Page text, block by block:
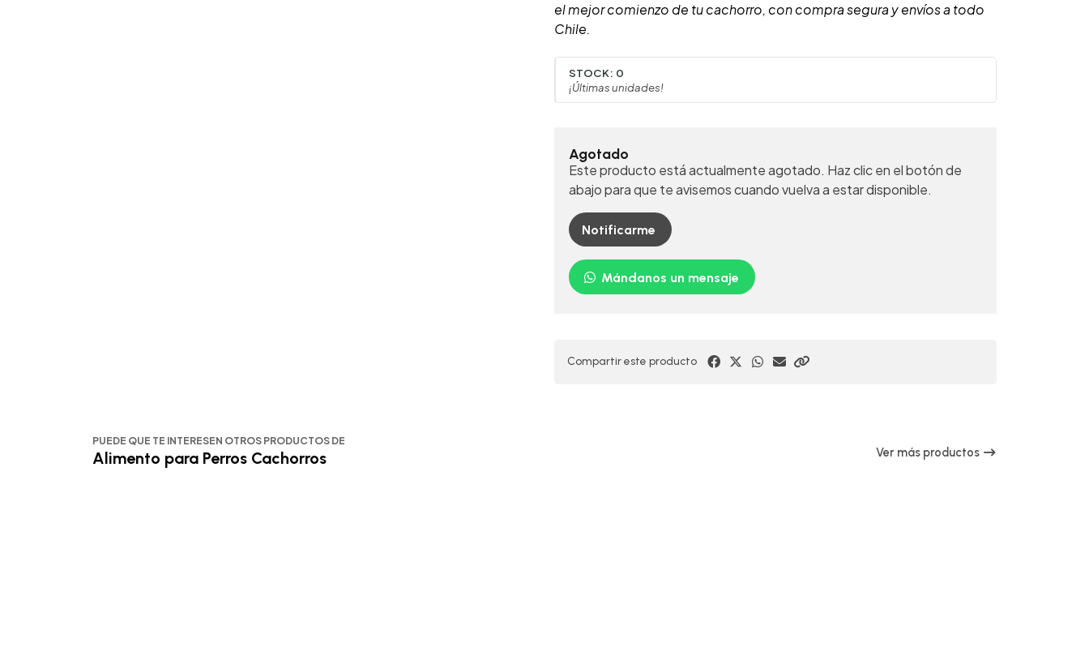
el mejor comienzo de tu cachorro, con compra segura y envíos a todo
Chile.
STOCK: 0
¡Últimas unidades!
Agotado
Este producto está actualmente agotado. Haz clic en el botón de
abajo para que te avisemos cuando vuelva a estar disponible.
Notificarme
Mándanos un mensaje
Compartir este producto
PUEDE QUE TE INTERESEN OTROS PRODUCTOS DE
Alimento para Perros Cachorros Ver más productos